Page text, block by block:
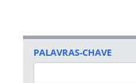
PALAVRAS-CHAVE